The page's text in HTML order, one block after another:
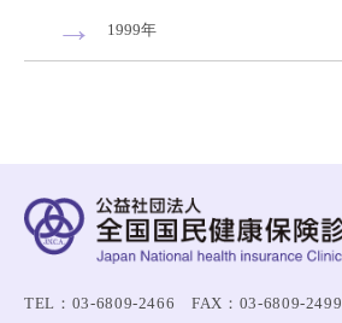
1999年
TEL：03-6809-2466 FAX：03-6809-2499